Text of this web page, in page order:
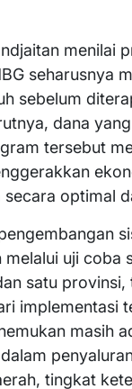
menilai
seharusnya
sebelum
dana
tersebut
optimal
melalui uji coba
satu provinsi,
implementasi
masih
tingkat